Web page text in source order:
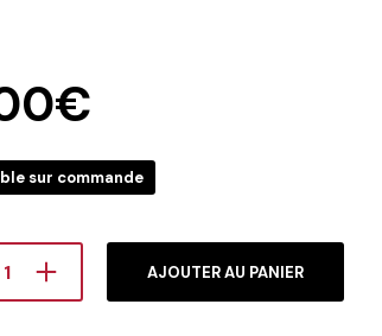
€
sur commande
AJOUTER AU PANIER